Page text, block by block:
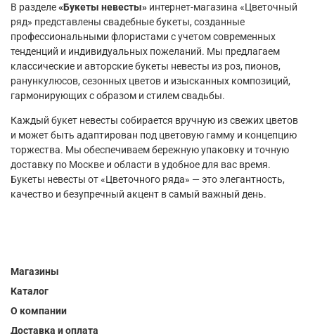
В разделе«Букеты невесты» интернет-магазина «Цветочный
ряд» представлены свадебные букеты, созданные
профессиональными флористами с учетом современных
тенденций и индивидуальных пожеланий. Мы предлагаем
классические и авторские букеты невесты из роз, пионов,
ранункулюсов, сезонных цветов и изысканных композиций,
гармонирующих с образом и стилем свадьбы.
Каждый букет невесты собирается вручную из свежих цветов
и может быть адаптирован под цветовую гамму и концепцию
торжества. Мы обеспечиваем бережную упаковку и точную
доставку по Москве и области в удобное для вас время.
Букеты невесты от «Цветочного ряда» — это элегантность,
качество и безупречный акцент в самый важный день.
Магазины
Каталог
О компании
Доставка и оплата